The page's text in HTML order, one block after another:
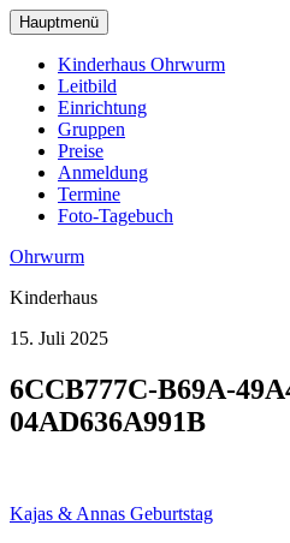
zum
Hauptinhalt
wechseln
Hauptmenü
Kinderhaus Ohrwurm
Leitbild
Einrichtung
Gruppen
Preise
Anmeldung
Termine
Foto-Tagebuch
Ohrwurm
Kinderhaus
15. Juli 2025
6CCB777C-B69A-
04AD636A991B
Beitragsnavigation
Kajas & Annas Geburtstag